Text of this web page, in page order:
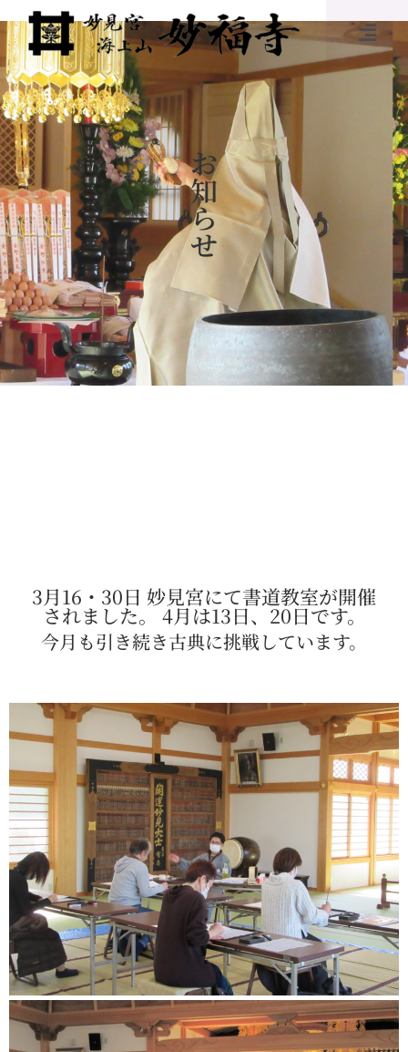
お
知
ら
せ
3月16・30日 妙見宮にて書道教室が開催
されました。 4月は13日、20日です。
今月も引き続き古典に挑戦しています。